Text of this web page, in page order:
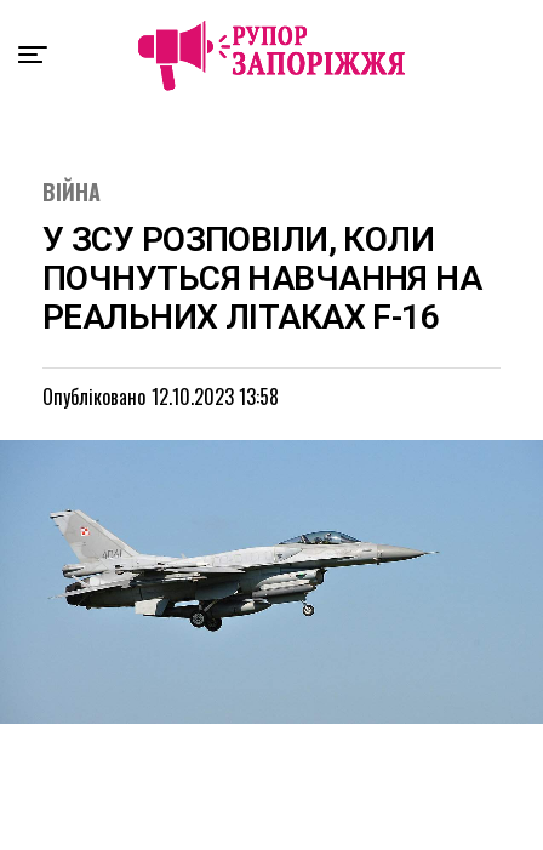
ВІЙНА
У ЗСУ РОЗПОВІЛИ, КОЛИ
ПОЧНУТЬСЯ НАВЧАННЯ НА
РЕАЛЬНИХ ЛІТАКАХ F-16
Опубліковано 12.10.2023 13:58
Exit mobile version